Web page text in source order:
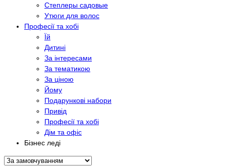
Степлеры садовые
Утюги для волос
Професії та хобі
Їй
Дитині
За інтересами
За тематикою
За ціною
Йому
Подарункові набори
Привід
Професії та хобі
Дім та офіс
Бізнес леді